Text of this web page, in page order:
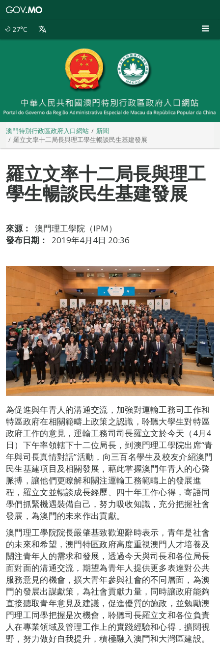
27°C
澳門特別行政區政府入口網站
新聞
羅立文率十二局長與理工學生暢談民生基建發展
羅立文率十二局長與理工
學生暢談民生基建發展
來源：
澳門理工學院（IPM）
發布日期：
2019年4月4日 20:36
為促進與年青人的溝通交流，加強對運輸工務司工作和
特區政府在相關範疇上政策之認識，聆聽大學生對特區
政府工作的意見，運輸工務司司長羅立文於今天（4月4
日）下午率領轄下十二位局長，到澳門理工學院出席“青
年與司長真情對話”活動，向三百名學生及校友介紹澳門
民生基建項目及相關發展，藉此掌握澳門年青人的心聲
脈搏，讓他們更瞭解和關注運輸工務範疇上的發展進
程，羅立文並暢談成長經歷、四十年工作心得，寄語同
學們抓緊機遇裝備自己，努力吸收知識，充分把握社會
發展，為澳門的未來作出貢獻。
澳門理工學院院長嚴肇基致歡迎辭時表示，青年是社會
的未來和希望，澳門特區政府高度重視澳門人才培養及
關注青年人的需求和發展，透過今天與司長和各位局長
面對面的溝通交流，期望為青年人提供更多表達對公共
服務意見的機會，擴大青年參與社會的不同層面，為澳
門的發展出謀獻策，為社會貢獻力量，同時讓政府能夠
直接聽取青年意見及建議，促進優質的施政，並勉勵澳
門理工同學把握是次機會，聆聽司長羅立文和各位負責
人在專業領域及管理工作上的實踐經驗和心得，擴闊視
野，努力做好自我提升，積極融入澳門和大灣區建設。